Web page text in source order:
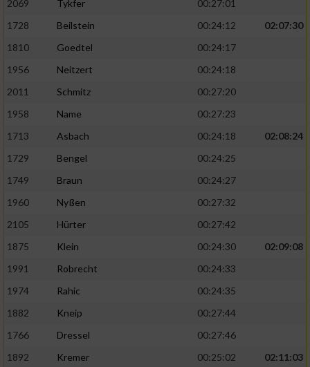
2069 Tykfer
00:27:01
1728
Beilstein 00:24:12
02:07:30
1810
Goedtel
00:24:17
1956
Neitzert
00:24:18
2011
Schmitz
00:27:20
1958
Name
00:27:23
1713
Asbach 00:24:18
02:08:24
1729
Bengel
00:24:25
1749
Braun
00:24:27
1960
Nyßen
00:27:32
2105
Hürter
00:27:42
1875
Klein 00:24:30
02:09:08
1991
Robrecht
00:24:33
1974
Rahic
00:24:35
1882
Kneip
00:27:44
1766
Dressel
00:27:46
1892
Kremer 00:25:02
02:11:03